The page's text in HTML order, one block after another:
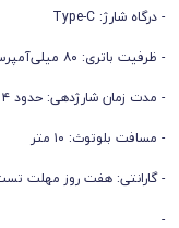
- درگاه شارژ: Type-C
- ظرفیت باتری: ۸۰ میلی‌آمپرساعت
- مدت زمان شارژدهی: حدود ۴ ساعت
- مسافت بلوتوث: ۱۰ متر
- گارانتی: هفت روز مهلت
-